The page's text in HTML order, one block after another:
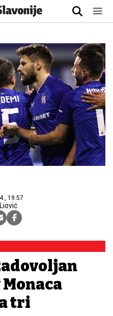
19:57
tri